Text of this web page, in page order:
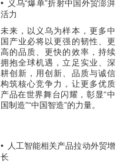
•
义乌“爆单”折射中国外贸澎湃
活力
未来，以义乌为样本，更多中
国产业必将以更强的韧性、更
高的品质、更快的效率，持续
拥抱全球机遇，立足实业、深
耕创新，用创新、品质与诚信
构筑核心竞争力，让更多优质
产品在世界舞台闪耀，彰显“中
国制造”“中国智造”的力量。
• 人工智能相关产品拉动外贸增
长